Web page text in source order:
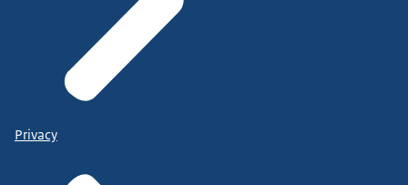
Privacy